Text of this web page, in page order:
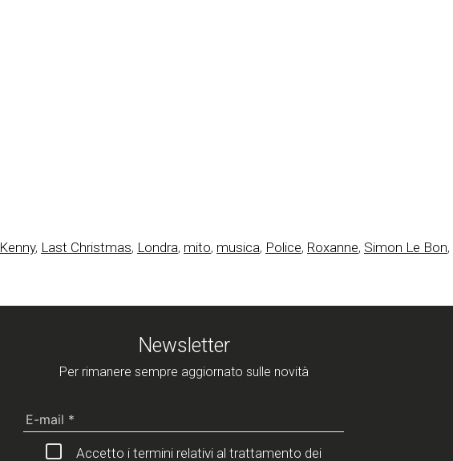
Kenny, Last Christmas, Londra, mito, musica, Police, Roxanne, Simon Le Bon,
Newsletter
Per rimanere sempre aggiornato sulle novità
Accetto i termini relativi al trattamento dei